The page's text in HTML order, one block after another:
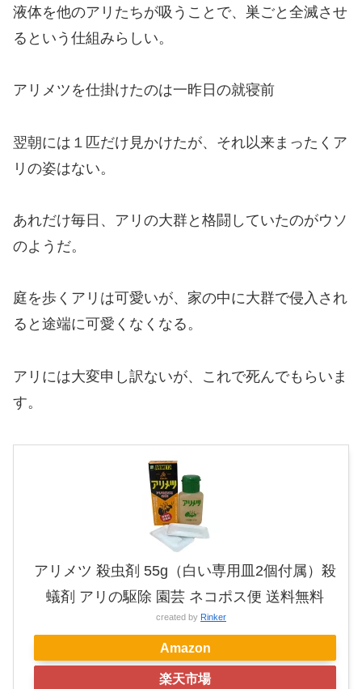
液体を他のアリたちが吸うことで、巣ごと全滅させ
るという仕組みらしい。
アリメツを仕掛けたのは一昨日の就寝前
翌朝には１匹だけ見かけたが、それ以来まったくア
リの姿はない。
あれだけ毎日、アリの大群と格闘していたのがウソ
のようだ。
庭を歩くアリは可愛いが、家の中に大群で侵入され
ると途端に可愛くなくなる。
アリには大変申し訳ないが、これで死んでもらいま
す。
アリメツ 殺虫剤 55g（白い専用皿2個付属）殺
蟻剤 アリの駆除 園芸 ネコポス便 送料無料
created by Rinker
Amazon
楽天市場